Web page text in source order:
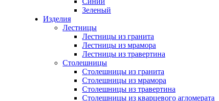
Зеленый
Изделия
Лестницы
Лестницы из гранита
Лестницы из мрамора
Лестницы из травертина
Столешницы
Столешницы из гранита
Столешницы из мрамора
Столешницы из травертина
Столешницы из кварцевого агломерата